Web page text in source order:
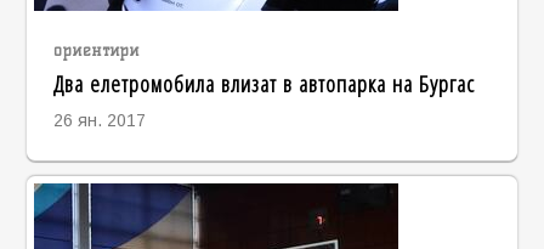
ориентири
Два елетромобила влизат в автопарка на Бургас
26 ян. 2017